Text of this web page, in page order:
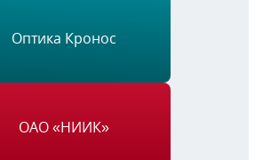
Оптика Кронос
ОАО «НИИК»